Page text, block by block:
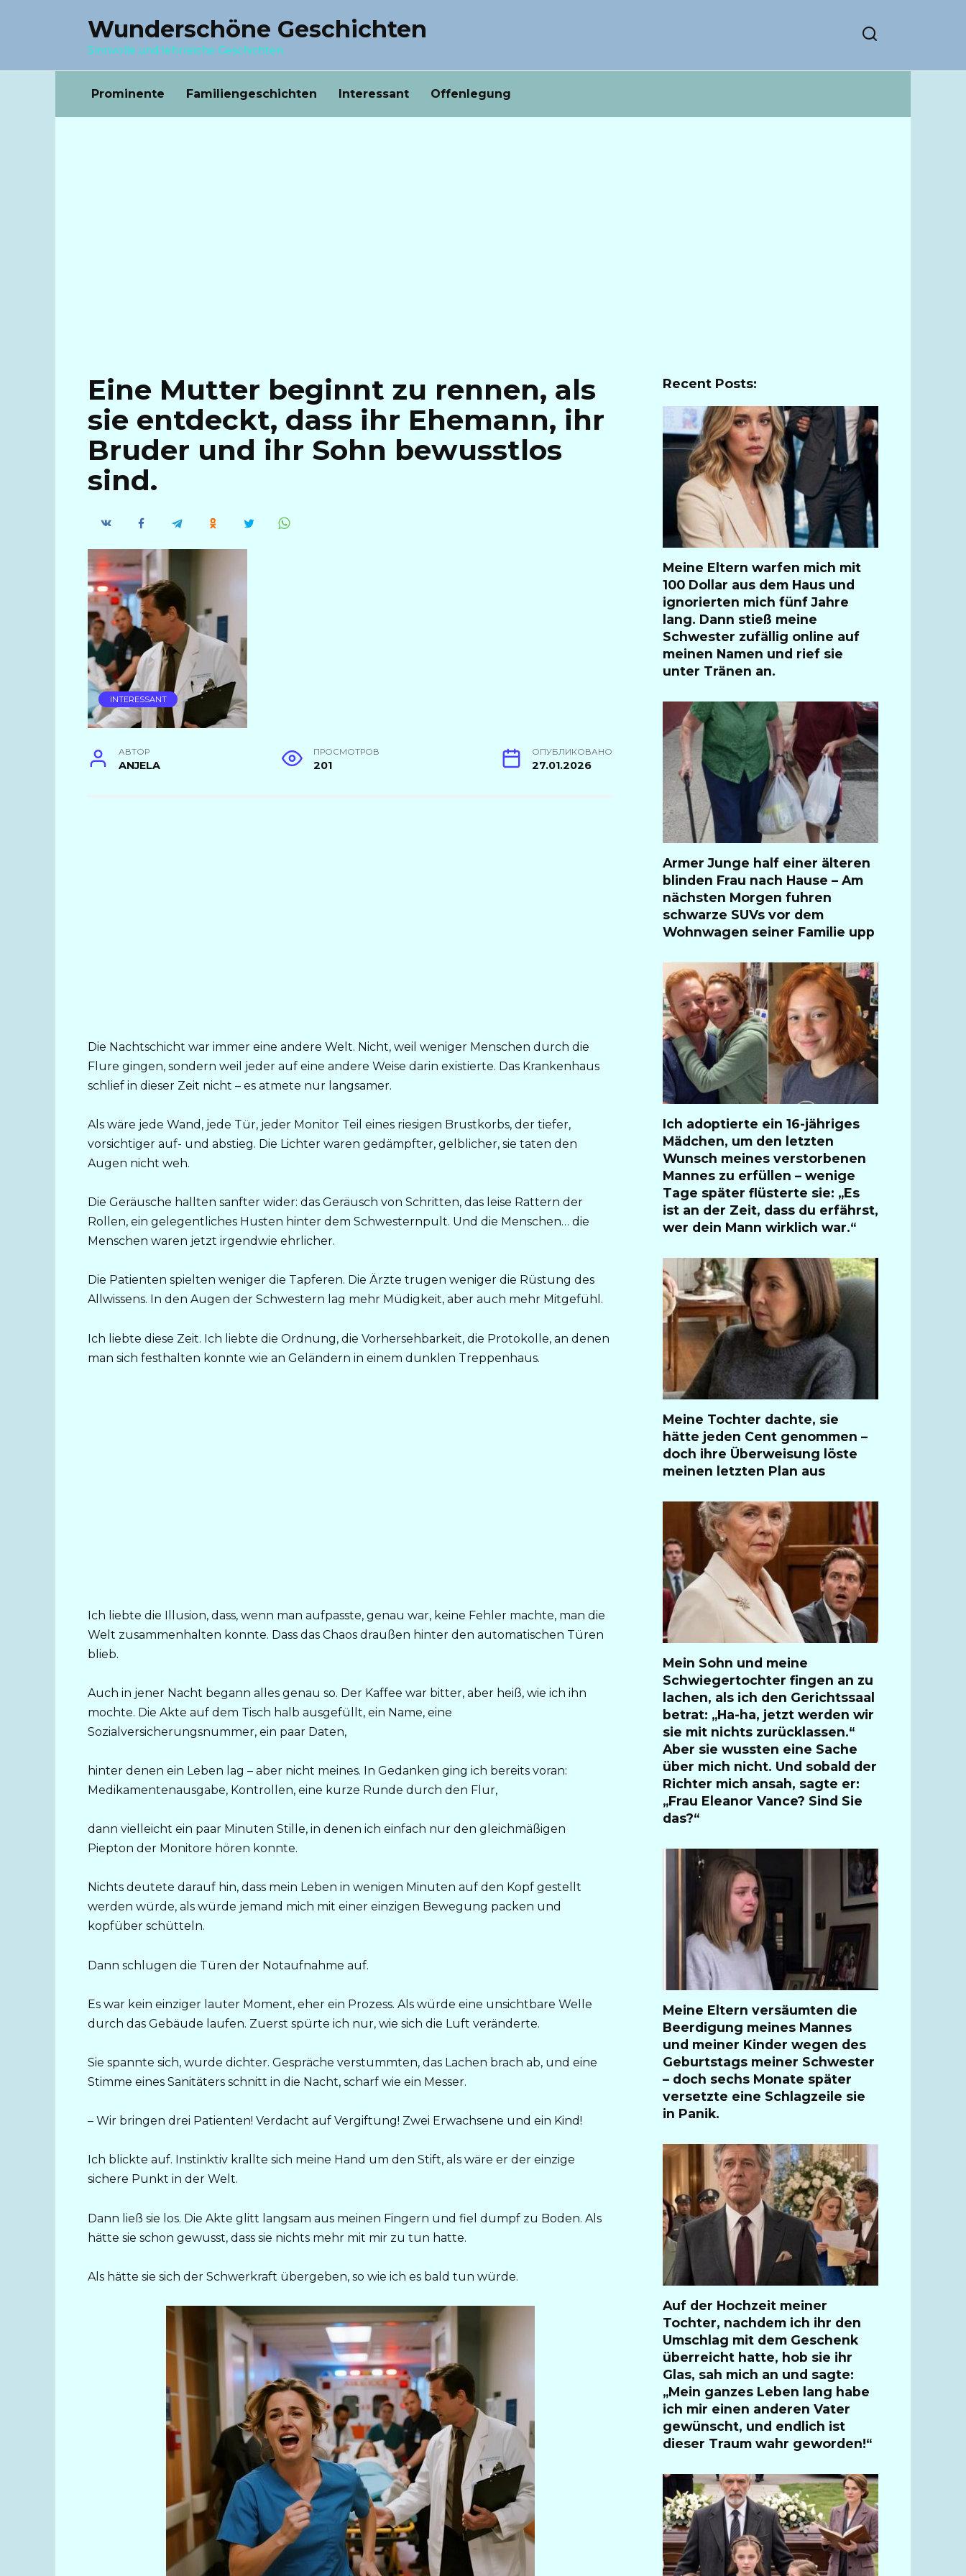
Wunderschöne Geschichten
Sinnvolle und lehrreiche Geschichten
Prominente Familiengeschichten Interessant Offenlegung
Eine Mutter beginnt zu rennen, als
sie entdeckt, dass ihr Ehemann, ihr
Bruder und ihr Sohn bewusstlos
sind.
INTERESSANT
АВТОР
ANJELA
ПРОСМОТРОВ
201
ОПУБЛИКОВАНО
27.01.2026
Die Nachtschicht war immer eine andere Welt. Nicht, weil weniger Menschen durch die
Flure gingen, sondern weil jeder auf eine andere Weise darin existierte. Das Krankenhaus
schlief in dieser Zeit nicht – es atmete nur langsamer.
Als wäre jede Wand, jede Tür, jeder Monitor Teil eines riesigen Brustkorbs, der tiefer,
vorsichtiger auf- und abstieg. Die Lichter waren gedämpfter, gelblicher, sie taten den
Augen nicht weh.
Die Geräusche hallten sanfter wider: das Geräusch von Schritten, das leise Rattern der
Rollen, ein gelegentliches Husten hinter dem Schwesternpult. Und die Menschen… die
Menschen waren jetzt irgendwie ehrlicher.
Die Patienten spielten weniger die Tapferen. Die Ärzte trugen weniger die Rüstung des
Allwissens. In den Augen der Schwestern lag mehr Müdigkeit, aber auch mehr Mitgefühl.
Ich liebte diese Zeit. Ich liebte die Ordnung, die Vorhersehbarkeit, die Protokolle, an denen
man sich festhalten konnte wie an Geländern in einem dunklen Treppenhaus.
Ich liebte die Illusion, dass, wenn man aufpasste, genau war, keine Fehler machte, man die
Welt zusammenhalten konnte. Dass das Chaos draußen hinter den automatischen Türen
blieb.
Auch in jener Nacht begann alles genau so. Der Kaffee war bitter, aber heiß, wie ich ihn
mochte. Die Akte auf dem Tisch halb ausgefüllt, ein Name, eine
Sozialversicherungsnummer, ein paar Daten,
hinter denen ein Leben lag – aber nicht meines. In Gedanken ging ich bereits voran:
Medikamentenausgabe, Kontrollen, eine kurze Runde durch den Flur,
dann vielleicht ein paar Minuten Stille, in denen ich einfach nur den gleichmäßigen
Piepton der Monitore hören konnte.
Nichts deutete darauf hin, dass mein Leben in wenigen Minuten auf den Kopf gestellt
werden würde, als würde jemand mich mit einer einzigen Bewegung packen und
kopfüber schütteln.
Dann schlugen die Türen der Notaufnahme auf.
Es war kein einziger lauter Moment, eher ein Prozess. Als würde eine unsichtbare Welle
durch das Gebäude laufen. Zuerst spürte ich nur, wie sich die Luft veränderte.
Sie spannte sich, wurde dichter. Gespräche verstummten, das Lachen brach ab, und eine
Stimme eines Sanitäters schnitt in die Nacht, scharf wie ein Messer.
– Wir bringen drei Patienten! Verdacht auf Vergiftung! Zwei Erwachsene und ein Kind!
Ich blickte auf. Instinktiv krallte sich meine Hand um den Stift, als wäre er der einzige
sichere Punkt in der Welt.
Dann ließ sie los. Die Akte glitt langsam aus meinen Fingern und fiel dumpf zu Boden. Als
hätte sie schon gewusst, dass sie nichts mehr mit mir zu tun hatte.
Als hätte sie sich der Schwerkraft übergeben, so wie ich es bald tun würde.
Recent Posts:
Meine Eltern warfen mich mit
100 Dollar aus dem Haus und
ignorierten mich fünf Jahre
lang. Dann stieß meine
Schwester zufällig online auf
meinen Namen und rief sie
unter Tränen an.
Armer Junge half einer älteren
blinden Frau nach Hause – Am
nächsten Morgen fuhren
schwarze SUVs vor dem
Wohnwagen seiner Familie upp
Ich adoptierte ein 16-jähriges
Mädchen, um den letzten
Wunsch meines verstorbenen
Mannes zu erfüllen – wenige
Tage später flüsterte sie: „Es
ist an der Zeit, dass du erfährst,
wer dein Mann wirklich war.“
Meine Tochter dachte, sie
hätte jeden Cent genommen –
doch ihre Überweisung löste
meinen letzten Plan aus
Mein Sohn und meine
Schwiegertochter fingen an zu
lachen, als ich den Gerichtssaal
betrat: „Ha-ha, jetzt werden wir
sie mit nichts zurücklassen.“
Aber sie wussten eine Sache
über mich nicht. Und sobald der
Richter mich ansah, sagte er:
„Frau Eleanor Vance? Sind Sie
das?“
Meine Eltern versäumten die
Beerdigung meines Mannes
und meiner Kinder wegen des
Geburtstags meiner Schwester
– doch sechs Monate später
versetzte eine Schlagzeile sie
in Panik.
Auf der Hochzeit meiner
Tochter, nachdem ich ihr den
Umschlag mit dem Geschenk
überreicht hatte, hob sie ihr
Glas, sah mich an und sagte:
„Mein ganzes Leben lang habe
ich mir einen anderen Vater
gewünscht, und endlich ist
dieser Traum wahr geworden!“